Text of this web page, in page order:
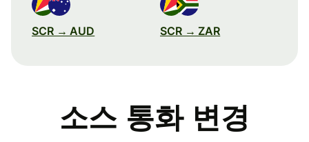
SCR → AUD SCR → ZAR
소스 통화 변경